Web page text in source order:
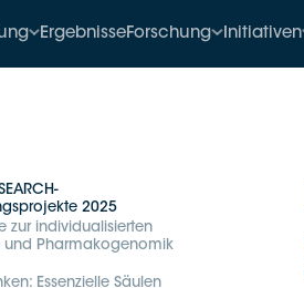
ErgebnisseForschung Initiativen
2025
zur individualisierten
und Pharmakogenomik
Essenzielle Säulen